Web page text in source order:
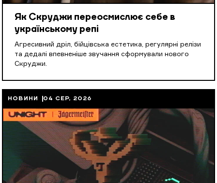
Як Скруджи переосмислює себе в
українському репі
Агресивний дріл, бійцівська естетика, регулярні релізи
та дедалі впевненіше звучання сформували нового
Скруджи.
НОВИНИ 04 СЕР, 2026